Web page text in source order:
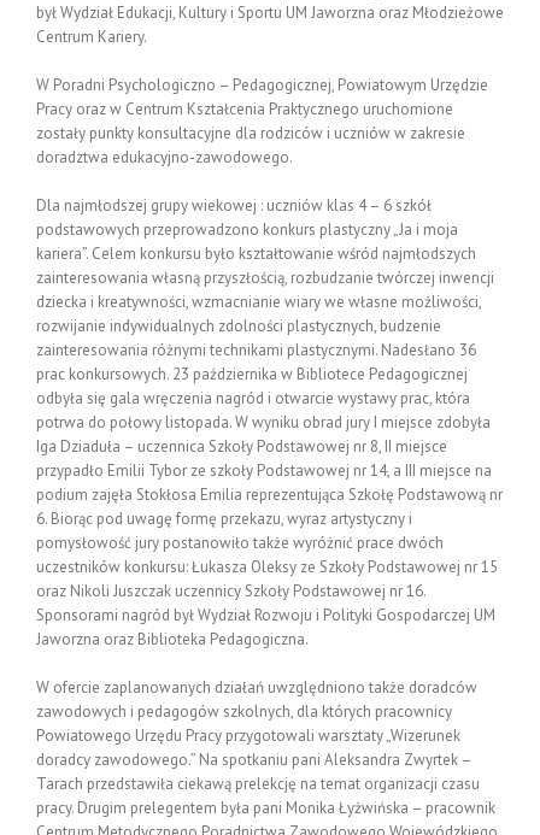
był Wydział Edukacji, Kultury i Sportu UM Jaworzna oraz Młodzieżowe
Centrum Kariery.
W Poradni Psychologiczno – Pedagogicznej, Powiatowym Urzędzie
Pracy oraz w Centrum Kształcenia Praktycznego uruchomione
zostały punkty konsultacyjne dla rodziców i uczniów w zakresie
doradztwa edukacyjno-zawodowego.
Dla najmłodszej grupy wiekowej : uczniów klas 4 – 6 szkół
podstawowych przeprowadzono konkurs plastyczny „Ja i moja
kariera”. Celem konkursu było kształtowanie wśród najmłodszych
zainteresowania własną przyszłością, rozbudzanie twórczej inwencji
dziecka i kreatywności, wzmacnianie wiary we własne możliwości,
rozwijanie indywidualnych zdolności plastycznych, budzenie
zainteresowania różnymi technikami plastycznymi. Nadesłano 36
prac konkursowych. 23 października w Bibliotece Pedagogicznej
odbyła się gala wręczenia nagród i otwarcie wystawy prac, która
potrwa do połowy listopada. W wyniku obrad jury I miejsce zdobyła
Iga Dziaduła – uczennica Szkoły Podstawowej nr 8, II miejsce
przypadło Emilii Tybor ze szkoły Podstawowej nr 14, a III miejsce na
podium zajęła Stokłosa Emilia reprezentująca Szkołę Podstawową nr
6. Biorąc pod uwagę formę przekazu, wyraz artystyczny i
pomysłowość jury postanowiło także wyróżnić prace dwóch
uczestników konkursu: Łukasza Oleksy ze Szkoły Podstawowej nr 15
oraz Nikoli Juszczak uczennicy Szkoły Podstawowej nr 16.
Sponsorami nagród był Wydział Rozwoju i Polityki Gospodarczej UM
Jaworzna oraz Biblioteka Pedagogiczna.
W ofercie zaplanowanych działań uwzględniono także doradców
zawodowych i pedagogów szkolnych, dla których pracownicy
Powiatowego Urzędu Pracy przygotowali warsztaty „Wizerunek
doradcy zawodowego.” Na spotkaniu pani Aleksandra Zwyrtek –
Tarach przedstawiła ciekawą prelekcję na temat organizacji czasu
pracy. Drugim prelegentem była pani Monika Łyżwińska – pracownik